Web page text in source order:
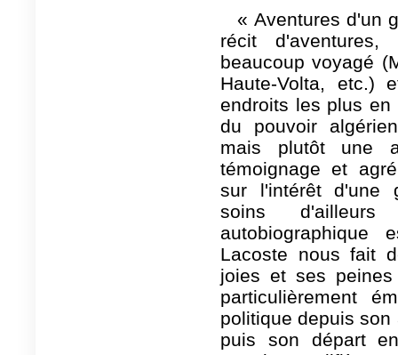
« Aventures d'un
récit
beaucoup voyagé
Haute-Volta, etc.)
endroits les plus
du pouvoir
mais plutôt une
témoignage et
sur l'intérêt d'une
soins
autobiographique
Lacoste nous fait
joies et ses
particulièrement
politique depuis
puis son départ